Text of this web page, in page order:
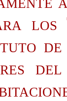
los
de
del